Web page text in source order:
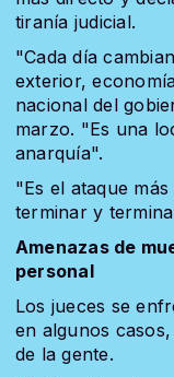
tiranía judicial.
"Cada día
exterior,
nacional del
marzo. "Es una
anarquía".
"Es el ataque
terminar y
Amenazas de
personal
Los jueces se
en algunos
de la gente.